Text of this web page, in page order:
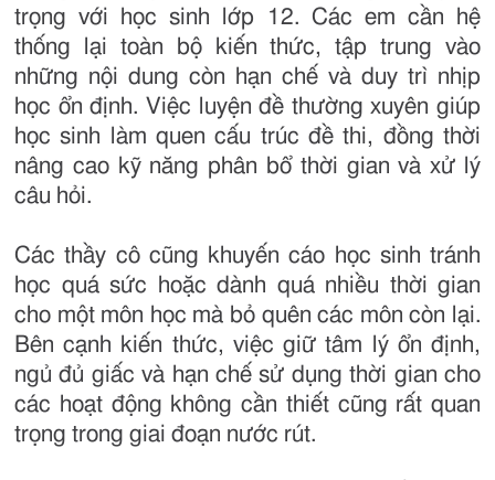
trọng với học sinh lớp 12. Các em cần hệ
thống lại toàn bộ kiến thức, tập trung vào
những nội dung còn hạn chế và duy trì nhịp
học ổn định. Việc luyện đề thường xuyên giúp
học sinh làm quen cấu trúc đề thi, đồng thời
nâng cao kỹ năng phân bổ thời gian và xử lý
câu hỏi.
Các thầy cô cũng khuyến cáo học sinh tránh
học quá sức hoặc dành quá nhiều thời gian
cho một môn học mà bỏ quên các môn còn lại.
Bên cạnh kiến thức, việc giữ tâm lý ổn định,
ngủ đủ giấc và hạn chế sử dụng thời gian cho
các hoạt động không cần thiết cũng rất quan
trọng trong giai đoạn nước rút.